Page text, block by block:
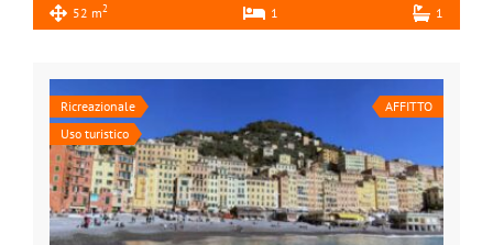
52 m2 1 1
Ricreazionale
Uso turistico
AFFITTO